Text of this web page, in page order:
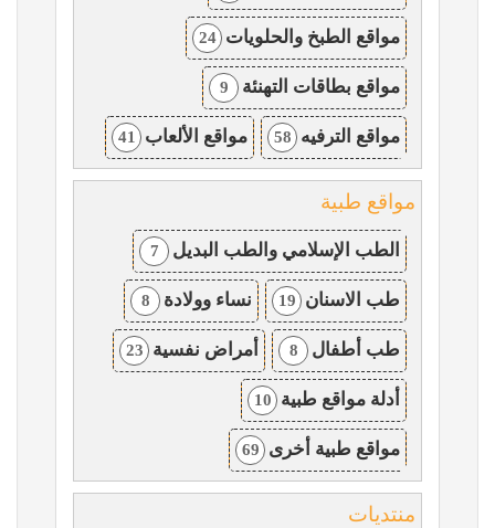
مواقع الطبخ والحلويات 24
مواقع بطاقات التهنئة 9
مواقع الترفيه 58 مواقع الألعاب 41
مواقع طبية
الطب الإسلامي والطب البديل 7
طب الاسنان 19 نساء وولادة 8
طب أطفال 8 أمراض نفسية 23
أدلة مواقع طبية 10
مواقع طبية أخرى 69
منتديات